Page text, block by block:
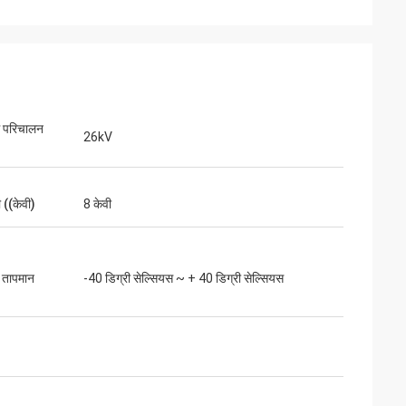
26kV
((केवी) 8 केवी
-40 डिग्री सेल्सियस ~ + 40 डिग्री सेल्सियस